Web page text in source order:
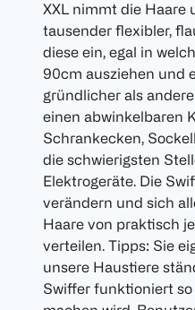
XXL nimmt die Haare
tausender flexibler,
diese ein, egal in
90cm ausziehen und
gründlicher als
einen abwinkelbaren
Schrankecken,
die schwierigsten
Elektrogeräte. Die
verändern und sich
Haare von praktisch
verteilen. Tipps: Sie
unsere Haustiere
Swiffer funktioniert